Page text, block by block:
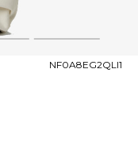
4
NF0A8EG2QLI1